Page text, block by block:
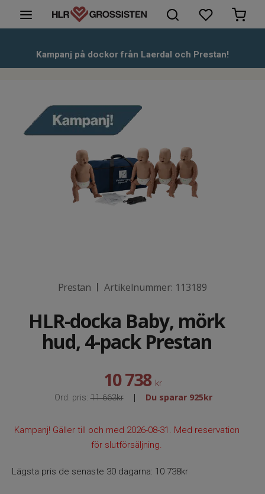
Hjärtstartare & tillbehör
Kampanj på dockor från Laerdal och Prestan!
Prestan | Artikelnummer: 113189
HLR-docka Baby, mörk
hud, 4-pack Prestan
10 738 kr
Ord. pris: 11 663kr | Du sparar 925kr
Kampanj! Gäller till och med 2026-08-31. Med reservation
för slutförsäljning.
Lägsta pris de senaste 30 dagarna: 10 738kr